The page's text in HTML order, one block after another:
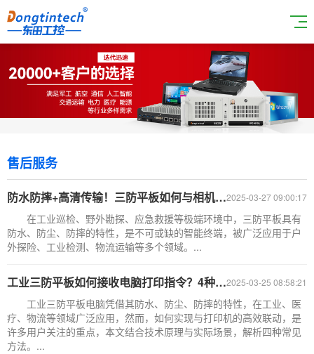
售后服务
2025-03-27 09:00:17
防水防摔+高清传输！三防平板如何与相机打造户外作业智能终端？
在工业巡检、野外勘探、应急救援等极端环境中，三防平板具有
防水、防尘、防摔的特性，是不可或缺的智能终端，被广泛应用于户
外探险、工业检测、物流运输等多个领域。...
2025-03-25 08:58:21
工业三防平板如何接收电脑打印指令？4种方法解析
工业三防平板电脑凭借其防水、防尘、防摔的特性，在工业、医
疗、物流等领域广泛应用，然而，如何实现与打印机的高效联动，是
许多用户关注的重点，本文结合技术原理与实际场景，解析四种常见
方法。...